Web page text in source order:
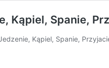
Kąpiel, Spanie,
Kąpiel, Spanie,